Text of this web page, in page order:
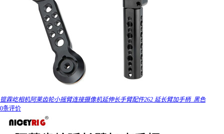
锟霖屹相机阿莱齿轮小摇臂连接摄像机延伸长手臂配件262 延长臂加手柄_黑色
0条评价